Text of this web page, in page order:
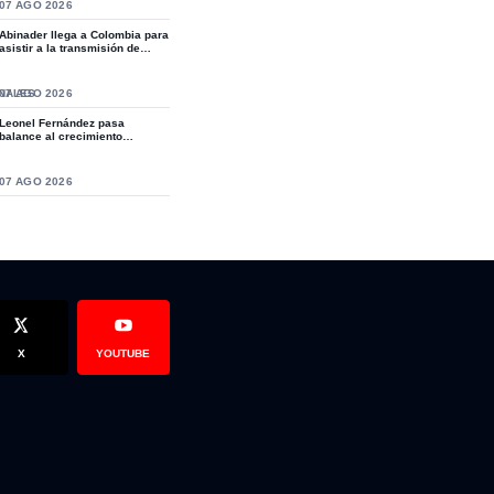
promover turismo
de niño deportista asesinado piden condena máxima
AGO 2026
Abinader llega a Colombia para
asistir a la transmisión de
AGO 2026
Leonel Fernández pasa
balance al crecimiento
AGO 2026
X YOUTUBE